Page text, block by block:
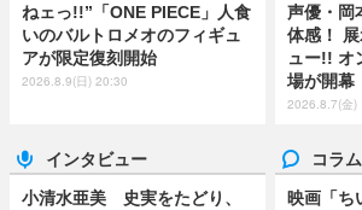
ねェっ!!”「ONE PIECE」人食
いのバルトロメオのフィギュ
アが限定復刻開始
2026.8.9(日) 20:30
声優・岡
体感！
ュー!! オ
場が開幕
2026.8.7(金)
インタビュー
小清水亜美 史実をたどり、
コラ
映画「ち